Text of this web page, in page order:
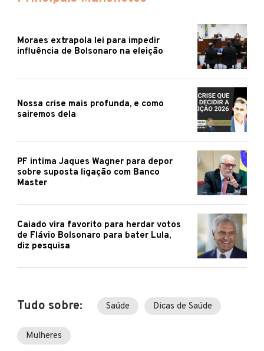
Moraes extrapola lei para impedir
influência de Bolsonaro na eleição
Nossa crise mais profunda, e como
sairemos dela
PF intima Jaques Wagner para depor
sobre suposta ligação com Banco
Master
Caiado vira favorito para herdar votos
de Flávio Bolsonaro para bater Lula,
diz pesquisa
Tudo sobre: Saúde Dicas de Saúde
Mulheres